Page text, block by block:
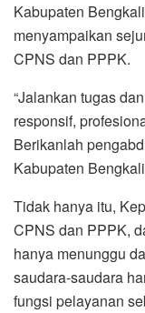
Kabupaten
menyampaikan
CPNS dan PPPK.
“Jalankan tugas
responsif,
Berikanlah
Kabupaten
Tidak hanya itu,
CPNS dan PPPK,
hanya menunggu
saudara-saudara
fungsi pelayanan